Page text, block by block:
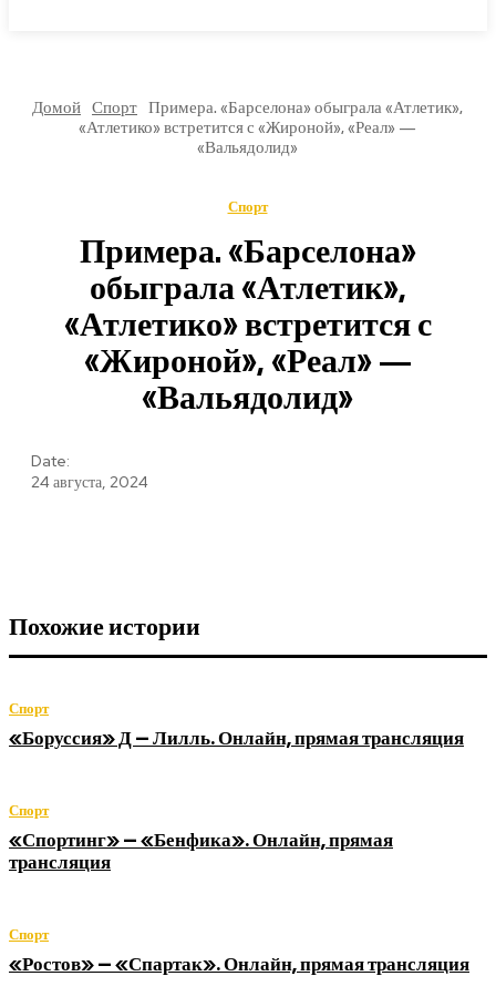
Домой Спорт Примера. «Барселона» обыграла «Атлетик»,
«Атлетико» встретится с «Жироной», «Реал» —
«Вальядолид»
Спорт
Примера. «Барселона»
обыграла «Атлетик»,
«Атлетико» встретится с
«Жироной», «Реал» —
«Вальядолид»
Date:
24 августа, 2024
Похожие истории
Спорт
«Боруссия» Д — Лилль. Онлайн, прямая трансляция
Спорт
«Спортинг» — «Бенфика». Онлайн, прямая
трансляция
Спорт
«Ростов» — «Спартак». Онлайн, прямая трансляция